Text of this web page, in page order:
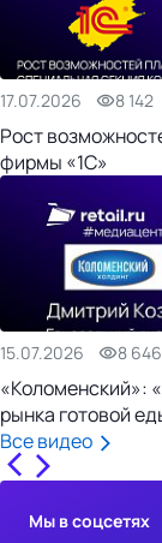
17.07.2026 8 142
Рост
фирмы «1С»
15.07.2026 8 646
«Коломенский»:
рынка готовой
Все видео
Мы в соцсетях